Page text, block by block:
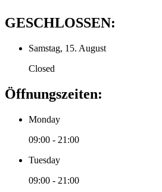
GESCHLOSSEN:
Samstag, 15. August
Closed
Öffnungszeiten:
Monday
09:00 - 21:00
Tuesday
09:00 - 21:00